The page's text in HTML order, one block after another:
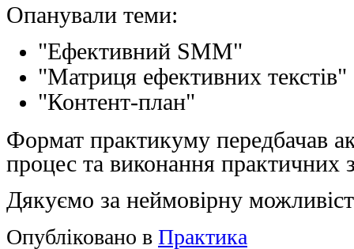
Опанували теми:
"Ефективний SMМ"
"Матриця ефективних текстів"
"Контент-план"
Формат практикуму передбачав
процес та виконання практичних
Дякуємо за неймовірну
Опубліковано в Практика